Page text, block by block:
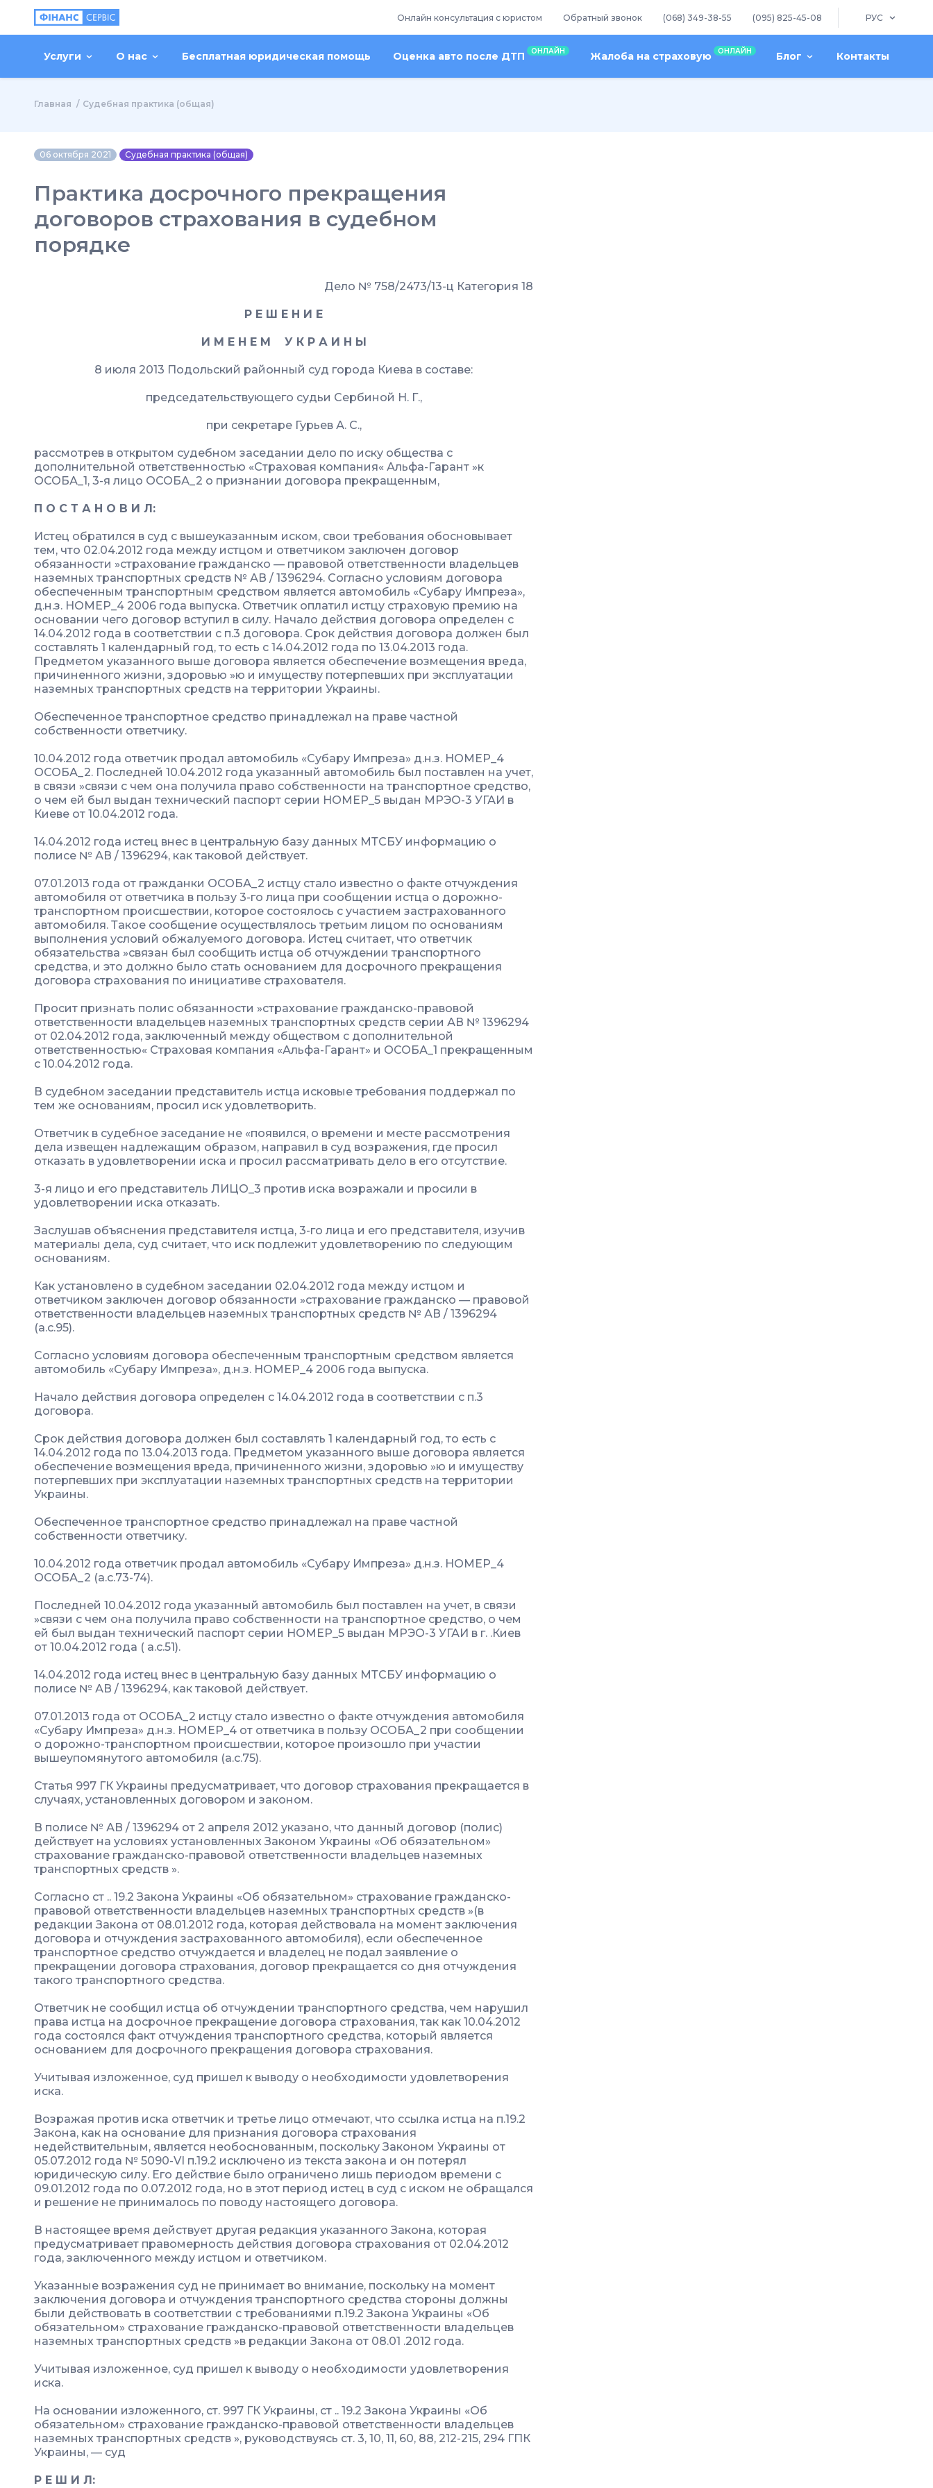
Онлайн консультация с юристом Обратный звонок (068) 349-38-55 (095) 825-45-08 РУС
Услуги О нас Бесплатная юридическая помощь Оценка авто после ДТП ОНЛАЙН Жалоба на страховую ОНЛАЙН Блог Контакты
Главная Судебная практика (общая)
06 октября 2021 Судебная практика (общая)
Практика досрочного прекращения
договоров страхования в судебном
порядке
Дело № 758/2473/13-ц Категория 18
Р Е Ш Е Н И Е
И М Е Н Е М У К Р А И Н Ы
8 июля 2013 Подольский районный суд города Киева в составе:
председательствующего судьи Сербиной Н. Г.,
при секретаре Гурьев А. С.,
рассмотрев в открытом судебном заседании дело по иску общества с
дополнительной ответственностью «Страховая компания« Альфа-Гарант »к
ОСОБА_1, 3-я лицо ОСОБА_2 о признании договора прекращенным,
П О С Т А Н О В И Л:
Истец обратился в суд с вышеуказанным иском, свои требования обосновывает
тем, что 02.04.2012 года между истцом и ответчиком заключен договор
обязанности »страхование гражданско — правовой ответственности владельцев
наземных транспортных средств № АВ / 1396294. Согласно условиям договора
обеспеченным транспортным средством является автомобиль «Субару Импреза»,
д.н.з. НОМЕР_4 2006 года выпуска. Ответчик оплатил истцу страховую премию на
основании чего договор вступил в силу. Начало действия договора определен с
14.04.2012 года в соответствии с п.3 договора. Срок действия договора должен был
составлять 1 календарный год, то есть с 14.04.2012 года по 13.04.2013 года.
Предметом указанного выше договора является обеспечение возмещения вреда,
причиненного жизни, здоровью »ю и имуществу потерпевших при эксплуатации
наземных транспортных средств на территории Украины.
Обеспеченное транспортное средство принадлежал на праве частной
собственности ответчику.
10.04.2012 года ответчик продал автомобиль «Субару Импреза» д.н.з. НОМЕР_4
ОСОБА_2. Последней 10.04.2012 года указанный автомобиль был поставлен на учет,
в связи »связи с чем она получила право собственности на транспортное средство,
о чем ей был выдан технический паспорт серии НОМЕР_5 выдан МРЭО-3 УГАИ в
Киеве от 10.04.2012 года.
14.04.2012 года истец внес в центральную базу данных МТСБУ информацию о
полисе № АВ / 1396294, как таковой действует.
07.01.2013 года от гражданки ОСОБА_2 истцу стало известно о факте отчуждения
автомобиля от ответчика в пользу 3-го лица при сообщении истца о дорожно-
транспортном происшествии, которое состоялось с участием застрахованного
автомобиля. Такое сообщение осуществлялось третьим лицом по основаниям
выполнения условий обжалуемого договора. Истец считает, что ответчик
обязательства »связан был сообщить истца об отчуждении транспортного
средства, и это должно было стать основанием для досрочного прекращения
договора страхования по инициативе страхователя.
Просит признать полис обязанности »страхование гражданско-правовой
ответственности владельцев наземных транспортных средств серии АВ № 1396294
от 02.04.2012 года, заключенный между обществом с дополнительной
ответственностью« Страховая компания «Альфа-Гарант» и ОСОБА_1 прекращенным
с 10.04.2012 года.
В судебном заседании представитель истца исковые требования поддержал по
тем же основаниям, просил иск удовлетворить.
Ответчик в судебное заседание не «появился, о времени и месте рассмотрения
дела извещен надлежащим образом, направил в суд возражения, где просил
отказать в удовлетворении иска и просил рассматривать дело в его отсутствие.
3-я лицо и его представитель ЛИЦО_3 против иска возражали и просили в
удовлетворении иска отказать.
Заслушав объяснения представителя истца, 3-го лица и его представителя, изучив
материалы дела, суд считает, что иск подлежит удовлетворению по следующим
основаниям.
Как установлено в судебном заседании 02.04.2012 года между истцом и
ответчиком заключен договор обязанности »страхование гражданско — правовой
ответственности владельцев наземных транспортных средств № АВ / 1396294
(а.с.95).
Согласно условиям договора обеспеченным транспортным средством является
автомобиль «Субару Импреза», д.н.з. НОМЕР_4 2006 года выпуска.
Начало действия договора определен с 14.04.2012 года в соответствии с п.3
договора.
Срок действия договора должен был составлять 1 календарный год, то есть с
14.04.2012 года по 13.04.2013 года. Предметом указанного выше договора является
обеспечение возмещения вреда, причиненного жизни, здоровью »ю и имуществу
потерпевших при эксплуатации наземных транспортных средств на территории
Украины.
Обеспеченное транспортное средство принадлежал на праве частной
собственности ответчику.
10.04.2012 года ответчик продал автомобиль «Субару Импреза» д.н.з. НОМЕР_4
ОСОБА_2 (а.с.73-74).
Последней 10.04.2012 года указанный автомобиль был поставлен на учет, в связи
»связи с чем она получила право собственности на транспортное средство, о чем
ей был выдан технический паспорт серии НОМЕР_5 выдан МРЭО-3 УГАИ в г. .Киев
от 10.04.2012 года ( а.с.51).
14.04.2012 года истец внес в центральную базу данных МТСБУ информацию о
полисе № АВ / 1396294, как таковой действует.
07.01.2013 года от ОСОБА_2 истцу стало известно о факте отчуждения автомобиля
«Субару Импреза» д.н.з. НОМЕР_4 от ответчика в пользу ОСОБА_2 при сообщении
о дорожно-транспортном происшествии, которое произошло при участии
вышеупомянутого автомобиля (а.с.75).
Статья 997 ГК Украины предусматривает, что договор страхования прекращается в
случаях, установленных договором и законом.
В полисе № АВ / 1396294 от 2 апреля 2012 указано, что данный договор (полис)
действует на условиях установленных Законом Украины «Об обязательном»
страхование гражданско-правовой ответственности владельцев наземных
транспортных средств ».
Согласно ст .. 19.2 Закона Украины «Об обязательном» страхование гражданско-
правовой ответственности владельцев наземных транспортных средств »(в
редакции Закона от 08.01.2012 года, которая действовала на момент заключения
договора и отчуждения застрахованного автомобиля), если обеспеченное
транспортное средство отчуждается и владелец не подал заявление о
прекращении договора страхования, договор прекращается со дня отчуждения
такого транспортного средства.
Ответчик не сообщил истца об отчуждении транспортного средства, чем нарушил
права истца на досрочное прекращение договора страхования, так как 10.04.2012
года состоялся факт отчуждения транспортного средства, который является
основанием для досрочного прекращения договора страхования.
Учитывая изложенное, суд пришел к выводу о необходимости удовлетворения
иска.
Возражая против иска ответчик и третье лицо отмечают, что ссылка истца на п.19.2
Закона, как на основание для признания договора страхования
недействительным, является необоснованным, поскольку Законом Украины от
05.07.2012 года № 5090-VI п.19.2 исключено из текста закона и он потерял
юридическую силу. Его действие было ограничено лишь периодом времени с
09.01.2012 года по 0.07.2012 года, но в этот период истец в суд с иском не обращался
и решение не принималось по поводу настоящего договора.
В настоящее время действует другая редакция указанного Закона, которая
предусматривает правомерность действия договора страхования от 02.04.2012
года, заключенного между истцом и ответчиком.
Указанные возражения суд не принимает во внимание, поскольку на момент
заключения договора и отчуждения транспортного средства стороны должны
были действовать в соответствии с требованиями п.19.2 Закона Украины «Об
обязательном» страхование гражданско-правовой ответственности владельцев
наземных транспортных средств »в редакции Закона от 08.01 .2012 года.
Учитывая изложенное, суд пришел к выводу о необходимости удовлетворения
иска.
На основании изложенного, ст. 997 ГК Украины, ст .. 19.2 Закона Украины «Об
обязательном» страхование гражданско-правовой ответственности владельцев
наземных транспортных средств », руководствуясь ст. 3, 10, 11, 60, 88, 212-215, 294 ГПК
Украины, — суд
Р Е Ш И Л: